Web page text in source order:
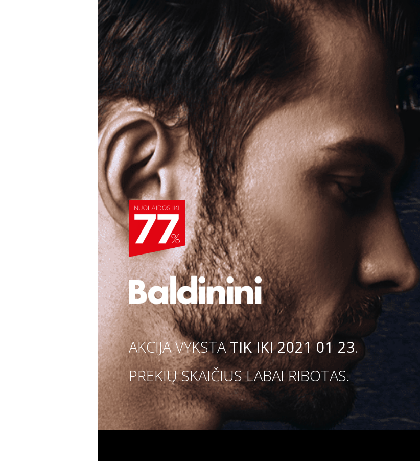
AKCIJA VYKSTATIK IKI 2021 01 23.
PREKIŲ SKAIČIUS LABAI RIBOTAS.